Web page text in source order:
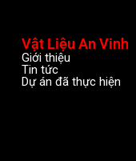
Vật Liệu An Vinh
Giới thiệu
Tin tức
Dự án đã thực hiện